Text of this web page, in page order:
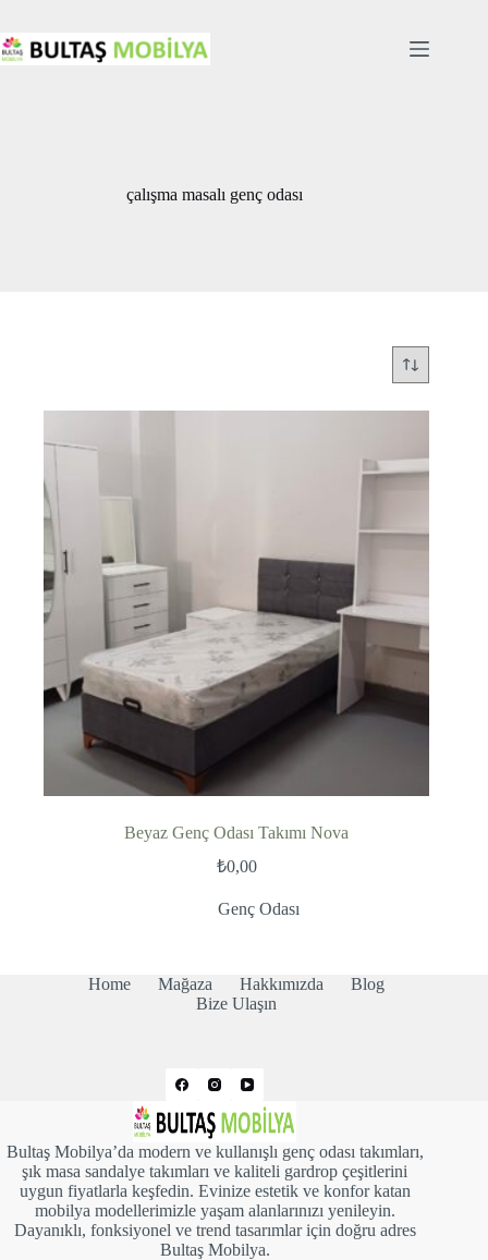
content
çalışma masalı genç odası
Beyaz Genç Odası Takımı Nova
₺0,00
Genç Odası
Home Mağaza Hakkımızda
Blog
Bize Ulaşın
Bultaş Mobilya’da modern ve kullanışlı genç odası takımları,
şık masa sandalye takımları ve kaliteli gardrop çeşitlerini
uygun fiyatlarla keşfedin. Evinize estetik ve konfor katan
mobilya modellerimizle yaşam alanlarınızı yenileyin.
Dayanıklı, fonksiyonel ve trend tasarımlar için doğru adres
Bultaş Mobilya.